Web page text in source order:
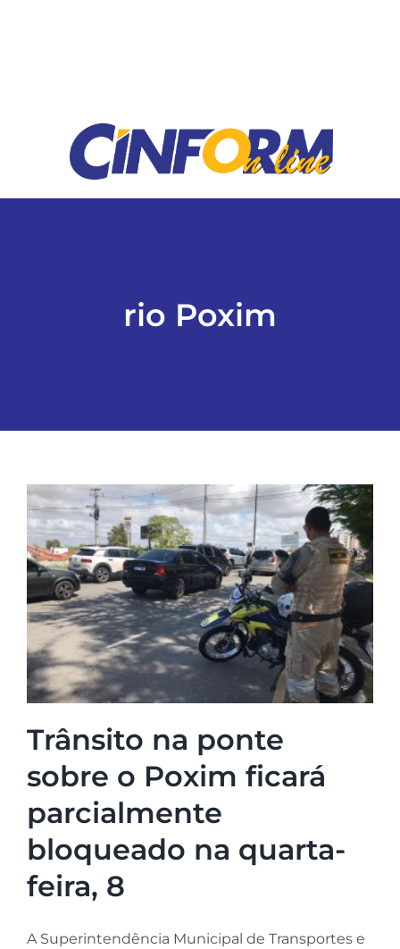
Classificados
EDIÇÕES EM PDFrio Poxim
Trânsito na ponte
sobre o Poxim ficará
parcialmente
bloqueado na quarta-
feira, 8
A Superintendência Municipal de Transportes e